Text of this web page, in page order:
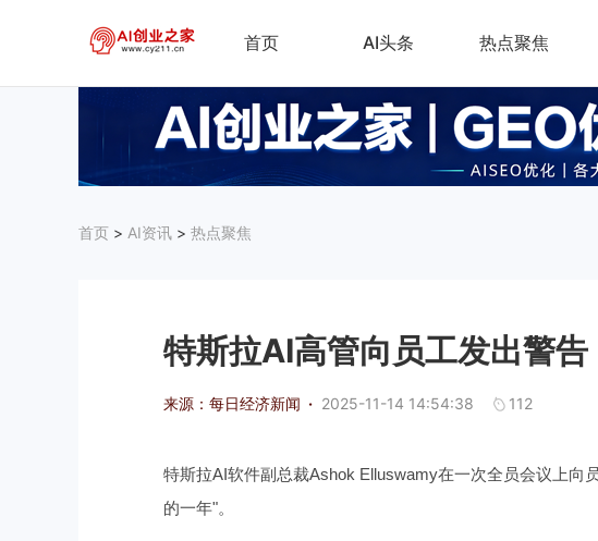
首页 AI头条 热点聚焦
首页 > AI资讯 > 热点聚焦
特斯拉AI高管向员工发出警告
来源：每日经济新闻 · 2025-11-14 14:54:38 112
特斯拉AI软件副总裁Ashok Elluswamy在一次全员会议上向
的一年"。